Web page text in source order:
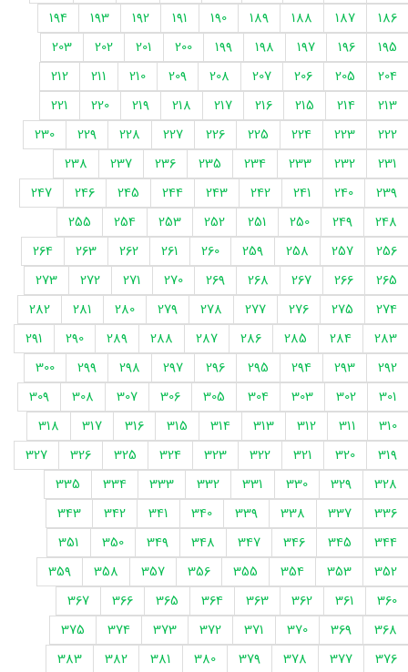
186
187
188
189
190
191
192
193
194
195
196
197
198
199
200
201
202
203
204
205
206
207
208
209
210
211
212
213
214
215
216
217
218
219
220
221
222
223
224
225
226
227
228
229
230
231
232
233
234
235
236
237
238
239
240
241
242
243
244
245
246
247
248
249
250
251
252
253
254
255
256
257
258
259
260
261
262
263
264
265
266
267
268
269
270
271
272
273
274
275
276
277
278
279
280
281
282
283
284
285
286
287
288
289
290
291
292
293
294
295
296
297
298
299
300
301
302
303
304
305
306
307
308
309
310
311
312
313
314
315
316
317
318
319
320
321
322
323
324
325
326
327
328
329
330
331
332
333
334
335
336
337
338
339
340
341
342
343
344
345
346
347
348
349
350
351
352
353
354
355
356
357
358
359
360
361
362
363
364
365
366
367
368
369
370
371
372
373
374
375
376
377
378
379
380
381
382
383